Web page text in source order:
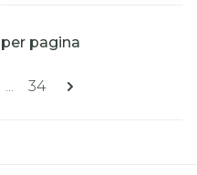
Pagina's pagina
... Pagina
34
per pagina